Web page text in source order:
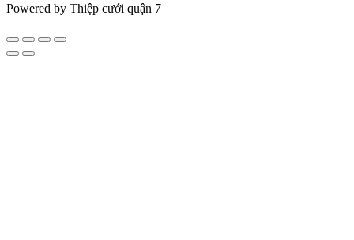
Powered by Thiệp cưới quận 7